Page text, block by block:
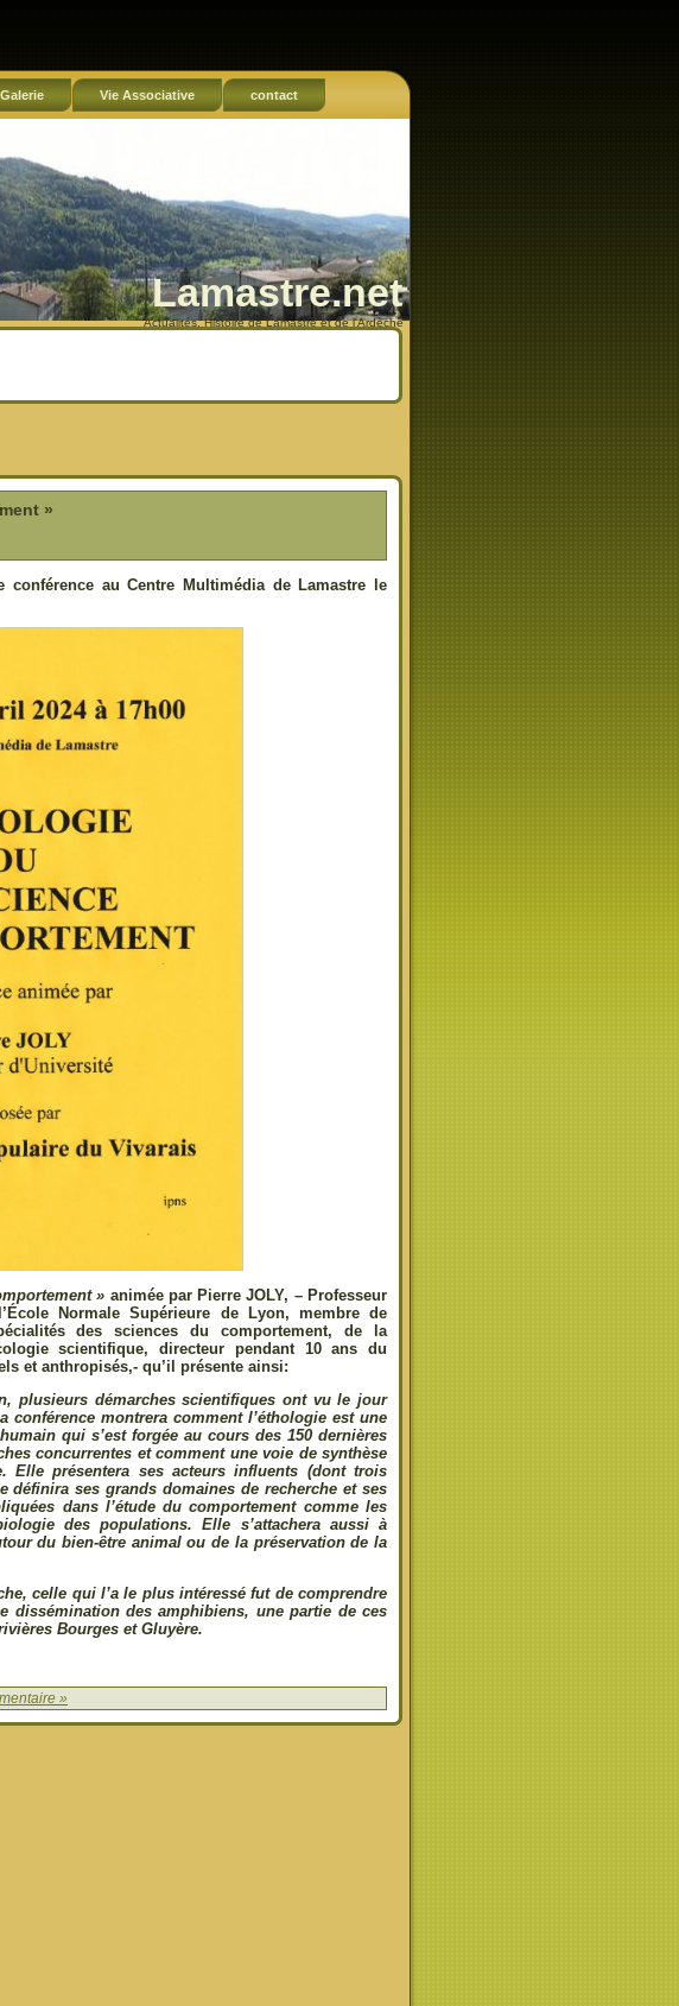
Galerie Vie Associative contact
Lamastre.net
Actualités, Histoire de Lamastre et de l'Ardèche
»
conférence au Centre Multimédia de Lamastre le
» animée par Pierre JOLY, – Professeur
Normale Supérieure de Lyon, membre de
des sciences du comportement, de la
scientifique, directeur pendant 10 ans du
et anthropisés,- qu’il présente ainsi:
plusieurs démarches scientifiques ont vu le jour
conférence montrera comment l’éthologie est une
qui s’est forgée au cours des 150 dernières
concurrentes et comment une voie de synthèse
présentera ses acteurs influents (dont trois
définira ses grands domaines de recherche et ses
dans l’étude du comportement comme les
des populations. Elle s’attachera aussi à
du bien-être animal ou de la préservation de la
celle qui l’a le plus intéressé fut de comprendre
dissémination des amphibiens, une partie de ces
Bourges et Gluyère.
»